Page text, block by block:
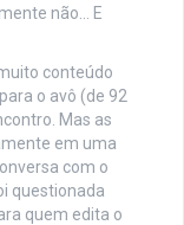
não… E
conteúdo
o avô (de 92
Mas as
em uma
com o
questionada
quem edita o